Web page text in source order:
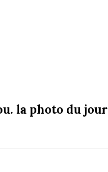
la photo du